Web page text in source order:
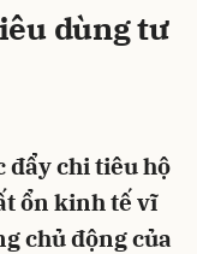
dùng tư
đẩy chi tiêu hộ
ổn kinh tế vĩ
chủ động của